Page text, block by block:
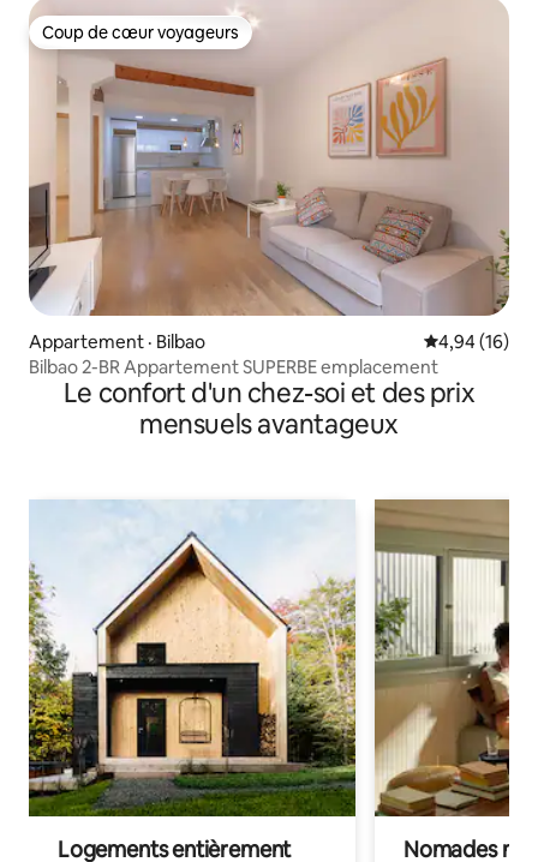
Coup de cœur voyageurs
Coup de cœur voyageurs
Appartement · Bilbao Note
4,94 (16)
Bilbao 2-BR Appartement SUPERBE emplacement
Le confort d'un chez-soi et des prix
mensuels avantageux
Logements entièrement
Nomades